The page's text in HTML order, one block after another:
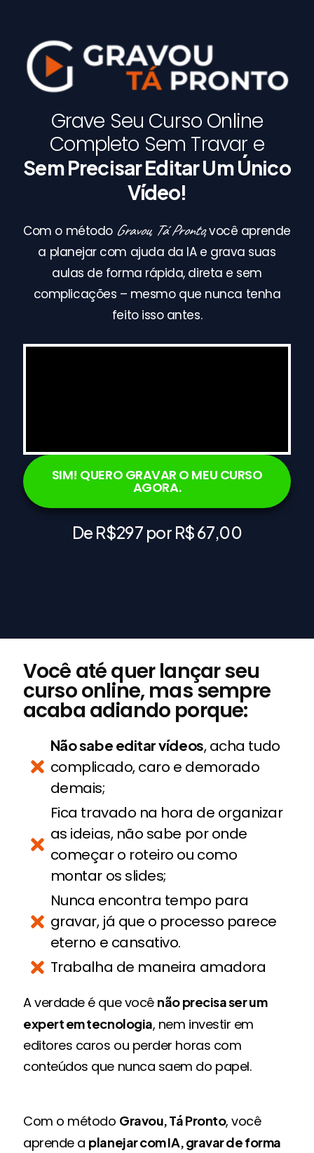
Grave Seu Curso Online
Completo Sem Travar e
Sem Precisar Editar Um Único
Vídeo!
Com o método Gravou, Tá Pronto, você aprende
a planejar com ajuda da IA e grava suas
aulas de forma rápida, direta e sem
complicações – mesmo que nunca tenha
feito isso antes.
SIM! QUERO GRAVAR O MEU CURSO
AGORA.
De R$297 por R$ 67,00
Você até quer lançar seu
curso online, mas sempre
acaba adiando porque:
Não sabe editar vídeos, acha tudo
complicado, caro e demorado
demais;
Fica travado na hora de organizar
as ideias, não sabe por onde
começar o roteiro ou como
montar os slides;
Nunca encontra tempo para
gravar, já que o processo parece
eterno e cansativo.
Trabalha de maneira amadora
A verdade é que você não precisa ser um
expert em tecnologia, nem investir em
editores caros ou perder horas com
conteúdos que nunca saem do papel.
Com o método Gravou, Tá Pronto, você
aprende a planejar com IA, gravar de forma